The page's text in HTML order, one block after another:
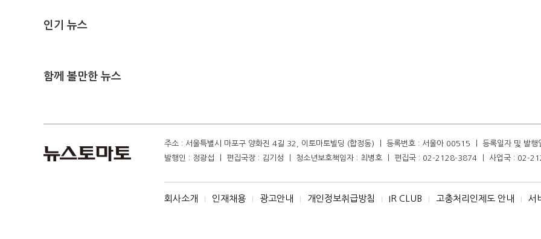
인기 뉴스
함께 볼만한 뉴스
주소 : 서울특별시 마포구 양화진 4길 32, 이토마토빌딩 (합정동) ㅣ 등록번호 : 서울아 00515 ㅣ 등록일자 및 발
발행인 : 정광섭 ㅣ 편집국장 : 김기성 ㅣ 청소년보호책임자 : 최병호 ㅣ 편집국 : 02-2128-3874 ㅣ 사업국 : 02-
회사소개 I 인재채용 I 광고안내 I 개인정보취급방침 I IR CLUB I 고충처리인제도 안내 I 서